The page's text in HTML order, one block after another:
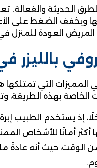
الحديثة والفعالة.
ويخفف الضغط على
بالليزر
التي تمتلكها
الخاصة بهذه الطريقة،
إذ يستخدم الطبيب
أكثر أمانًا للأشخاص
حيث أنه عادةً ما يستغرق